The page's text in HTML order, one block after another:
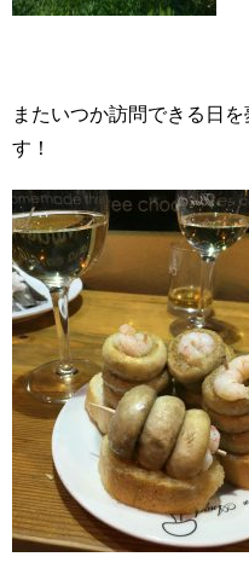
またいつか訪問できる日
す！